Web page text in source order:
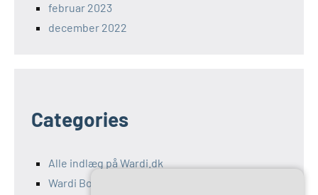
februar 2023
december 2022
Categories
Alle indlæg på Wardi.dk
Wardi Bolig